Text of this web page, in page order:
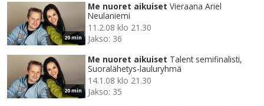
20 min
Me nuoret aikuiset Vieraana Ariel
Neulaniemi
11.2.08 klo 21.30
Jakso: 36
20 min
Me nuoret aikuiset Talent semifinalisti,
Suoralähetys-lauluryhmä
14.1.08 klo 21.30
Jakso: 35